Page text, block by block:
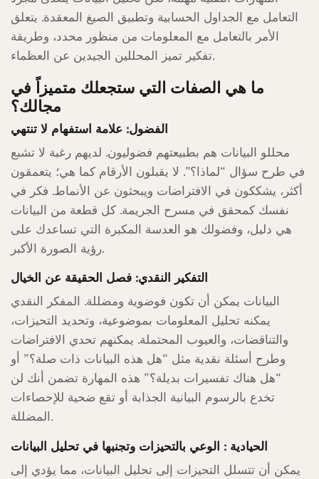
التعامل مع الجداول الحسابية وتطبيق الصيغ المعقدة. يتعلق
الأمر بالتعامل مع المعلومات من منظور محدد، وطريقة
تفكير تميز المحللين الجيدين عن العظماء.
ما هي الصفات التي ستجعلك متميزاً في
مجالك؟
الفضول: علامة استفهام لا تنتهي
محللو البيانات هم بطبيعتهم فضوليون. لديهم رغبة لا تشبع
في طرح سؤال “لماذا؟”. لا يقبلون الأرقام كما هي؛ يتعمقون
أكثر، يشككون في الافتراضات ويبحثون عن الأنماط. فكر في
نفسك كمحقق في مسرح الجريمة. كل قطعة من البيانات
هي دليل، وفضولك هو العدسة المكبرة التي تساعدك على
رؤية الصورة الأكبر.
التفكير النقدي: فصل الحقيقة عن الخيال
البيانات يمكن أن تكون فوضوية ومضللة. المفكر النقدي
يمكنه تحليل المعلومات بموضوعية، وتحديد التحيزات،
والتناقضات، والعيوب المحتملة. يمكنهم تحدي الافتراضات
وطرح أسئلة نقدية مثل “هل هذه البيانات ذات صلة؟” أو
“هل هناك تفسيرات بديلة؟” هذه المهارة تضمن أنك لن
تخدع بالرسوم البيانية الجذابة أو تقع ضحية للإحصاءات
المضللة.
الحيادية : الوعي بالتحيزات وتجنبها في تحليل البيانات
يمكن أن تتسلل التحيزات إلى تحليل البيانات، مما يؤدي إلى